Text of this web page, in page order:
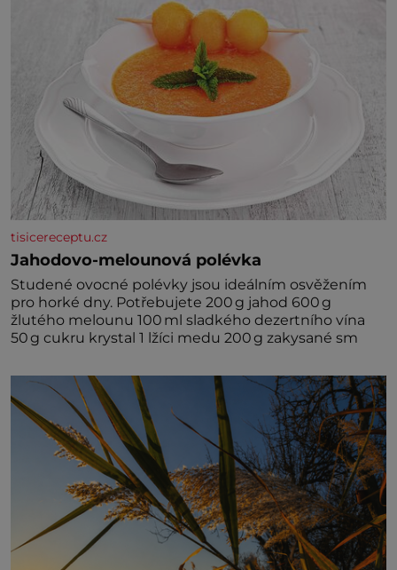
tisicereceptu.cz
Jahodovo-melounová polévka
Studené ovocné polévky jsou ideálním osvěžením
pro horké dny. Potřebujete 200 g jahod 600 g
žlutého melounu 100 ml sladkého dezertního vína
50 g cukru krystal 1 lžíci medu 200 g zakysané sm